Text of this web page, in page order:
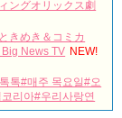
ングオリックス劇
きめき＆コミカ
News TV NEW!
가요톡톡#매주 목요일#오
리아#우리사랑연